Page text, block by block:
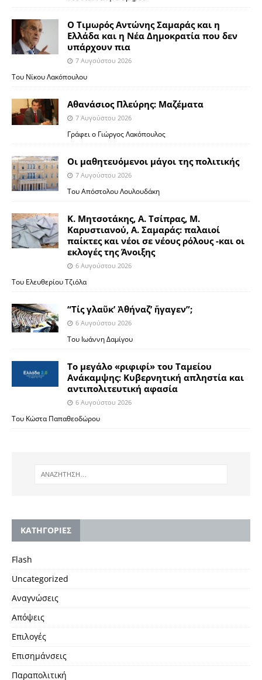
Ο Τιμωρός Αντώνης Σαμαράς και η
Ελλάδα και η Νέα Δημοκρατία που δεν
υπάρχουν πια
7 Αυγούστου 2026
Του Νίκου Λακόπουλου
Αθανάσιος Πλεύρης: Μαζέματα
7 Αυγούστου 2026
Γράφει ο Γιώργος Λακόπουλος
Οι μαθητευόμενοι μάγοι της πολιτικής
7 Αυγούστου 2026
Του Απόστολου Λουλουδάκη
Κ. Μητσοτάκης, Α. Τσίπρας, Μ.
Καρυστιανού, Α. Σαμαράς: παλαιοί
παίκτες και νέοι σε νέους ρόλους -και οι
εκλογές της Άνοιξης
6 Αυγούστου 2026
Του Ελευθερίου Τζιόλα
“Τίς γλαῦκ’ Ἀθήναζ’ ἤγαγεν”;
6 Αυγούστου 2026
Του Ιωάννη Δαμίγου
Το μεγάλο «ριφιφί» του Ταμείου
Ανάκαμψης: Κυβερνητική απληστία και
αντιπολιτευτική αφασία
6 Αυγούστου 2026
Του Κώστα Παπαθεοδώρου
KΑΤΗΓΟΡΙΕΣ
Flash
Uncategorized
Αναγνώσεις
Απόψεις
Επιλογές
Επισημάνσεις
Παραπολιτική